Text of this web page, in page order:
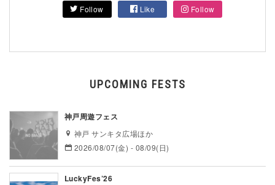
Follow Like Follow
UPCOMING FESTS
神戸周遊フェス
神戸 サンキタ広場ほか
2026/08/07(金) - 08/09(日)
LuckyFes’26